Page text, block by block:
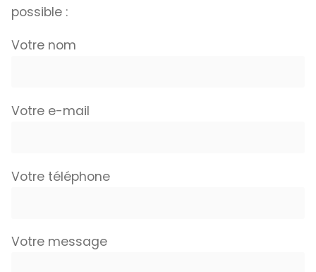
possible :
Votre nom
Votre e-mail
Votre téléphone
Votre message